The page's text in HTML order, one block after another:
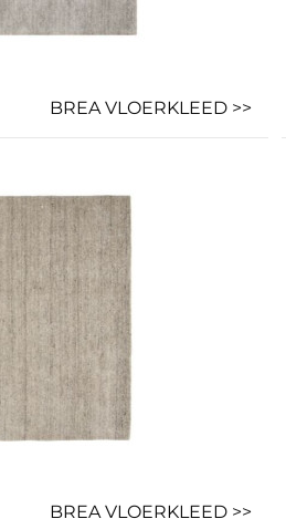
BREA VLOERKLEED >>
BREA VLOERKLEED >>